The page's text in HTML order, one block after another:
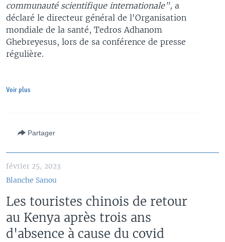
communauté scientifique internationale", a
déclaré le directeur général de l'Organisation
mondiale de la santé, Tedros Adhanom
Ghebreyesus, lors de sa conférence de presse
régulière.
Voir plus
Partager
février 25, 2023
Blanche Sanou
Les touristes chinois de retour
au Kenya après trois ans
d'absence à cause du covid